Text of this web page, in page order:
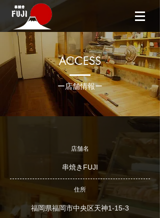
ACCESS
ー店舗情報ー
店舗名
​串焼きFUJI
住所
​福岡県福岡市中央区天神1-15-3